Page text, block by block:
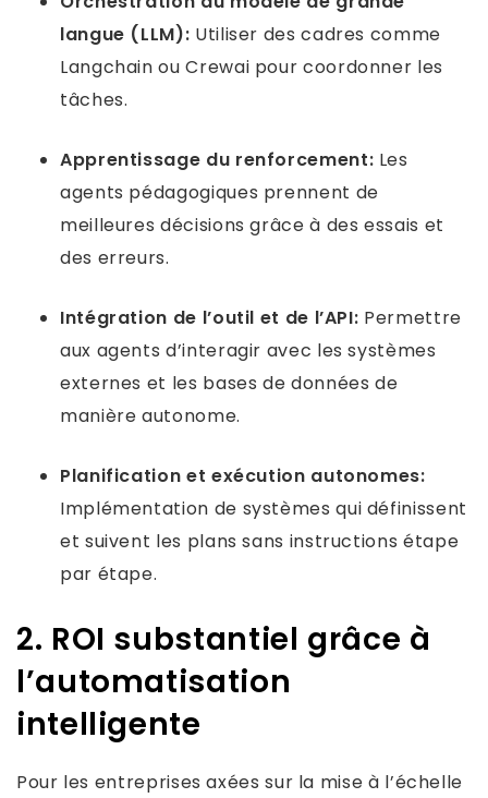
langue (LLM): Utiliser des cadres comme
Langchain ou Crewai pour coordonner les
tâches.
Apprentissage du renforcement: Les
agents pédagogiques prennent de
meilleures décisions grâce à des essais et
des erreurs.
Intégration de l’outil et de l’API: Permettre
aux agents d’interagir avec les systèmes
externes et les bases de données de
manière autonome.
Planification et exécution autonomes:
Implémentation de systèmes qui définissent
et suivent les plans sans instructions étape
par étape.
2. ROI substantiel grâce à
l’automatisation
intelligente
Pour les entreprises axées sur la mise à l’échelle